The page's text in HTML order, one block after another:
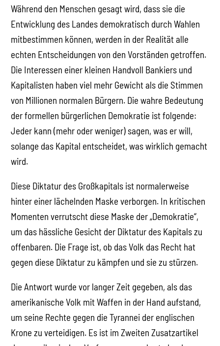
Während den Menschen gesagt wird, dass sie die
Entwicklung des Landes demokratisch durch Wahlen
mitbestimmen können, werden in der Realität alle
echten Entscheidungen von den Vorständen getroffen.
Die Interessen einer kleinen Handvoll Bankiers und
Kapitalisten haben viel mehr Gewicht als die Stimmen
von Millionen normalen Bürgern. Die wahre Bedeutung
der formellen bürgerlichen Demokratie ist folgende:
Jeder kann (mehr oder weniger) sagen, was er will,
solange das Kapital entscheidet, was wirklich gemacht
wird.
Diese Diktatur des Großkapitals ist normalerweise
hinter einer lächelnden Maske verborgen. In kritischen
Momenten verrutscht diese Maske der „Demokratie“,
um das hässliche Gesicht der Diktatur des Kapitals zu
offenbaren. Die Frage ist, ob das Volk das Recht hat
gegen diese Diktatur zu kämpfen und sie zu stürzen.
Die Antwort wurde vor langer Zeit gegeben, als das
amerikanische Volk mit Waffen in der Hand aufstand,
um seine Rechte gegen die Tyrannei der englischen
Krone zu verteidigen. Es ist im Zweiten Zusatzartikel